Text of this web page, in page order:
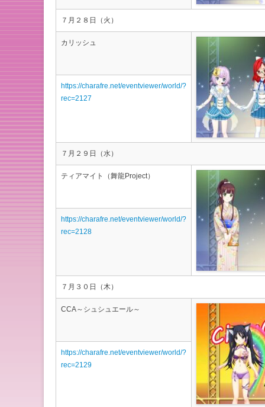
７月２８日（火）
カリッシュ
https://charafre.net/eventviewer/world/?
rec=2127
７月２９日（水）
ティアマイト（舞龍Project）
https://charafre.net/eventviewer/world/?
rec=2128
７月３０日（木）
CCA～シュシュエール～
https://charafre.net/eventviewer/world/?
rec=2129